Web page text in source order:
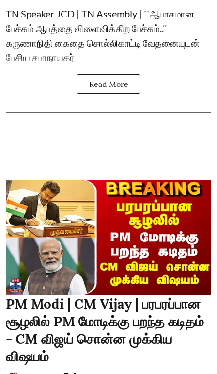
TN Speaker JCD | TN Assembly | ``ஆபாசமான
பேச்சும் ஆபத்தை விளைவிக்கிற பேச்சும்..’’ |
கருணாநிதி கைதை சொல்லிகாட்டி வேதனையுடன்
பேசிய சபாநாயகர்
Read More
PM Modi | CM Vijay | பரபரப்பான
சூழலில் PM மோடிக்கு பறந்த கடிதம்
- CM விஜய் சொன்ன முக்கிய
விஷயம்